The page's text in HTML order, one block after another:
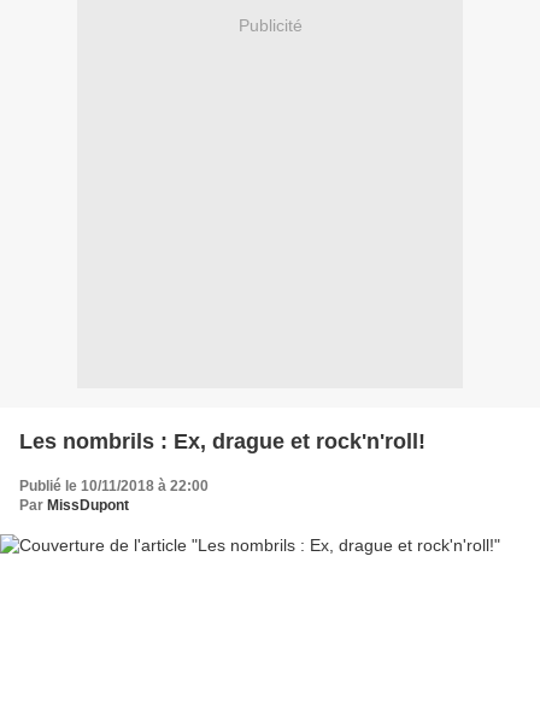
Publicité
Les nombrils : Ex, drague et rock'n'roll!
Publié le 10/11/2018 à 22:00
Par MissDupont